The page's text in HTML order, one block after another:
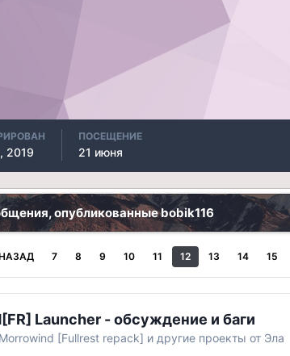
2019
ПОСЕЩЕНИЕ
21 июня
опубликованные bobik116
7 8 9 10 11 12 13 14 15
Launcher - обсуждение и баги
Morrowind [Fullrest repack] и другие проекты от Эла